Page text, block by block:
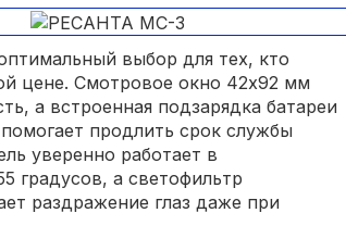
выбор для тех, кто
цене. Смотровое окно 42х92 мм
а встроенная подзарядка батареи
продлить срок службы
уверенно работает в
градусов, а светофильтр
раздражение глаз даже при